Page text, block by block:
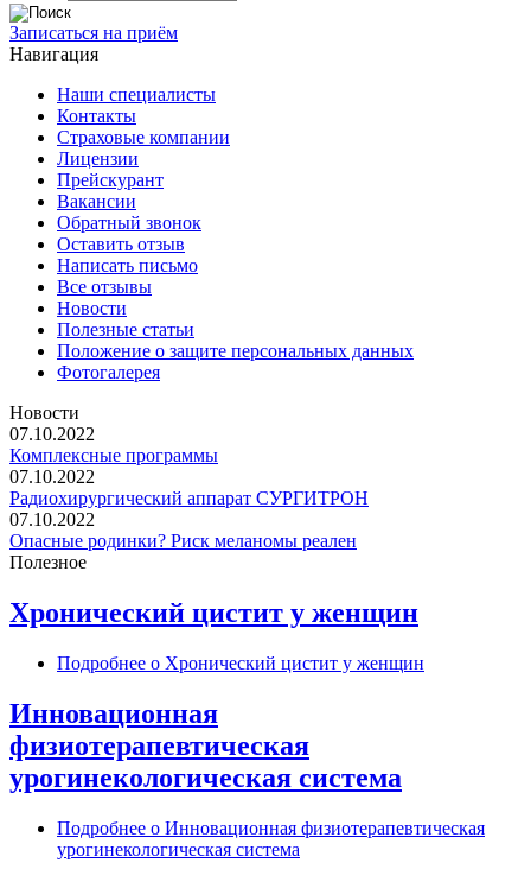
Записаться на приём
Навигация
Наши специалисты
Контакты
Страховые компании
Лицензии
Прейскурант
Вакансии
Обратный звонок
Оставить отзыв
Написать письмо
Все отзывы
Новости
Полезные статьи
Положение о защите персональных данных
Фотогалерея
Новости
07.10.2022
Комплексные программы
07.10.2022
Радиохирургический аппарат СУРГИТРОН
07.10.2022
Опасные родинки? Риск меланомы реален
Полезное
Хронический цистит у женщин
Подробнее о Хронический цистит у женщин
Инновационная
физиотерапевтическая
урогинекологическая система
Подробнее о Инновационная физиотерапевтическая
урогинекологическая система